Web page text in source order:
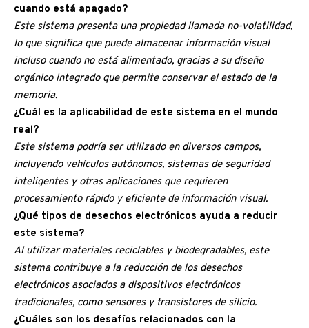
cuando está apagado?
Este sistema presenta una propiedad llamada no-volatilidad,
lo que significa que puede almacenar información visual
incluso cuando no está alimentado, gracias a su diseño
orgánico integrado que permite conservar el estado de la
memoria.
¿Cuál es la aplicabilidad de este sistema en el mundo
real?
Este sistema podría ser utilizado en diversos campos,
incluyendo vehículos autónomos, sistemas de seguridad
inteligentes y otras aplicaciones que requieren
procesamiento rápido y eficiente de información visual.
¿Qué tipos de desechos electrónicos ayuda a reducir
este sistema?
Al utilizar materiales reciclables y biodegradables, este
sistema contribuye a la reducción de los desechos
electrónicos asociados a dispositivos electrónicos
tradicionales, como sensores y transistores de silicio.
¿Cuáles son los desafíos relacionados con la